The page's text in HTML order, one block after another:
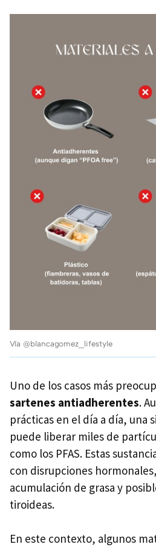
Vía @blancagomez_lifestyle
Uno de los casos más
sartenes antiadherentes.
prácticas en el día a día, una
puede liberar miles de
como los PFAS. Estas
con disrupciones
acumulación de grasa y
tiroideas.
En este contexto, algunos